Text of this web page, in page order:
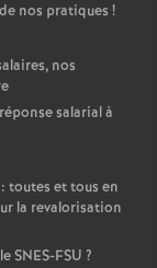
nos pratiques !
nos
salarial à
toutes et tous en
la revalorisation
SNES-FSU ?